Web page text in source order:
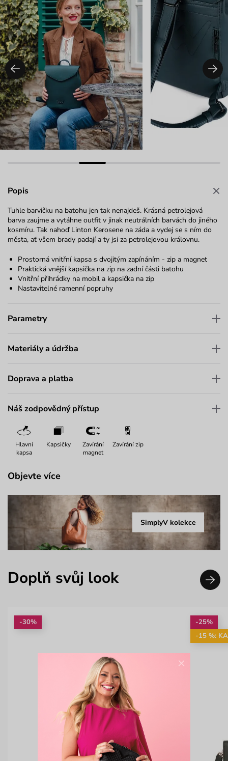
Popis
Tuhle barvičku na batohu jen tak nenajdeš. Krásná petrolejová
barva zaujme a vytáhne outfit v jinak neutrálních barvách do jiného
kosmíru. Tak nahoď Linton Kerosene na záda a vydej se s ním do
města, ať všem brady padají a ty jsi za petrolejovou královnu.
Prostorná vnitřní kapsa s dvojitým zapínáním - zip a magnet
Praktická vnější kapsička na zip na zadní části batohu
Vnitřní přihrádky na mobil a kapsička na zip
Nastavitelné ramenní popruhy
Parametry
Materiály a údržba
Doprava a platba
Náš zodpovědný přístup
Hlavní
kapsa
Kapsičky
Zavírání
magnet
Zavírání zip
Objevte více
SimplyV kolekce
Doplň svůj look
-30%
-25%
-15 %:
×